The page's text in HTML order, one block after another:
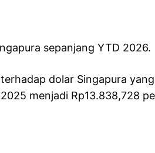
sepanjang YTD 2026.
dolar Singapura
menjadi Rp13.838,728